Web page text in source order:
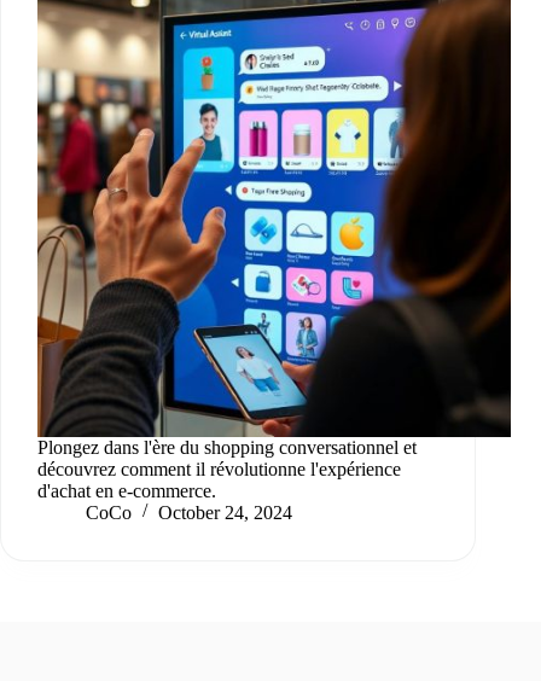
Plongez dans l'ère du shopping conversationnel et
découvrez comment il révolutionne l'expérience
d'achat en e-commerce.
CoCo
October 24, 2024